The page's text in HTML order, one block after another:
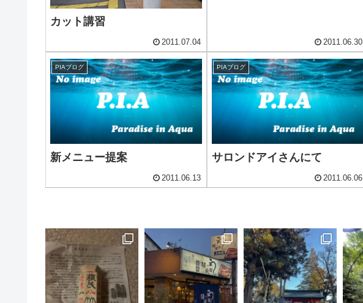
カット講習
2011.07.04 2011.06.30
PIAブログ
新メニュー提案
2011.06.13
PIAブログ
サロンドアイさんにて
2011.06.06